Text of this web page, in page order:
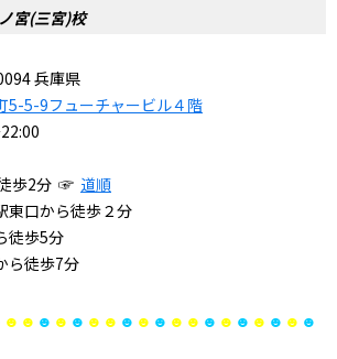
宮(三宮)校
兵庫県
5-5-9フューチャービル４階
歩2分 ☞ 道順
東口から徒歩２分
徒歩5分
ら徒歩7分
☻☻ ☻ ☻ ☻ ☻☻ ☻ ☻ ☻ ☻☻ ☻ ☻ ☻ ☻ ☻ ☻ ☻